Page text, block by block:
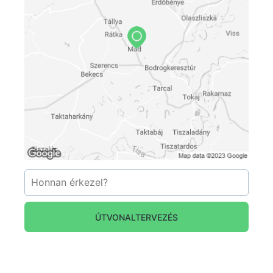
internetkapcsolattal, konyhai résszel és
minibárral felszereltek. Fürdőszobáink
zuhanykabinos kialakításúak, vendégeink
részére minőségi pipere- valamint fürdőköntös
bekészítéssel kedveskedünk.
A szobaár tartalmazza:
Szállás az exkluzív Hotel Botrytisben
7:00-10:00 óra között helyi kézműves
termékekkel és frissen készült meleg ételekkel
bővített svédasztalos büféreggeli
Korlátlan infra – és finn szauna valamint jacuzzi
használat
Korlátlan játszószoba használat
ÚTVONALTERVEZÉS